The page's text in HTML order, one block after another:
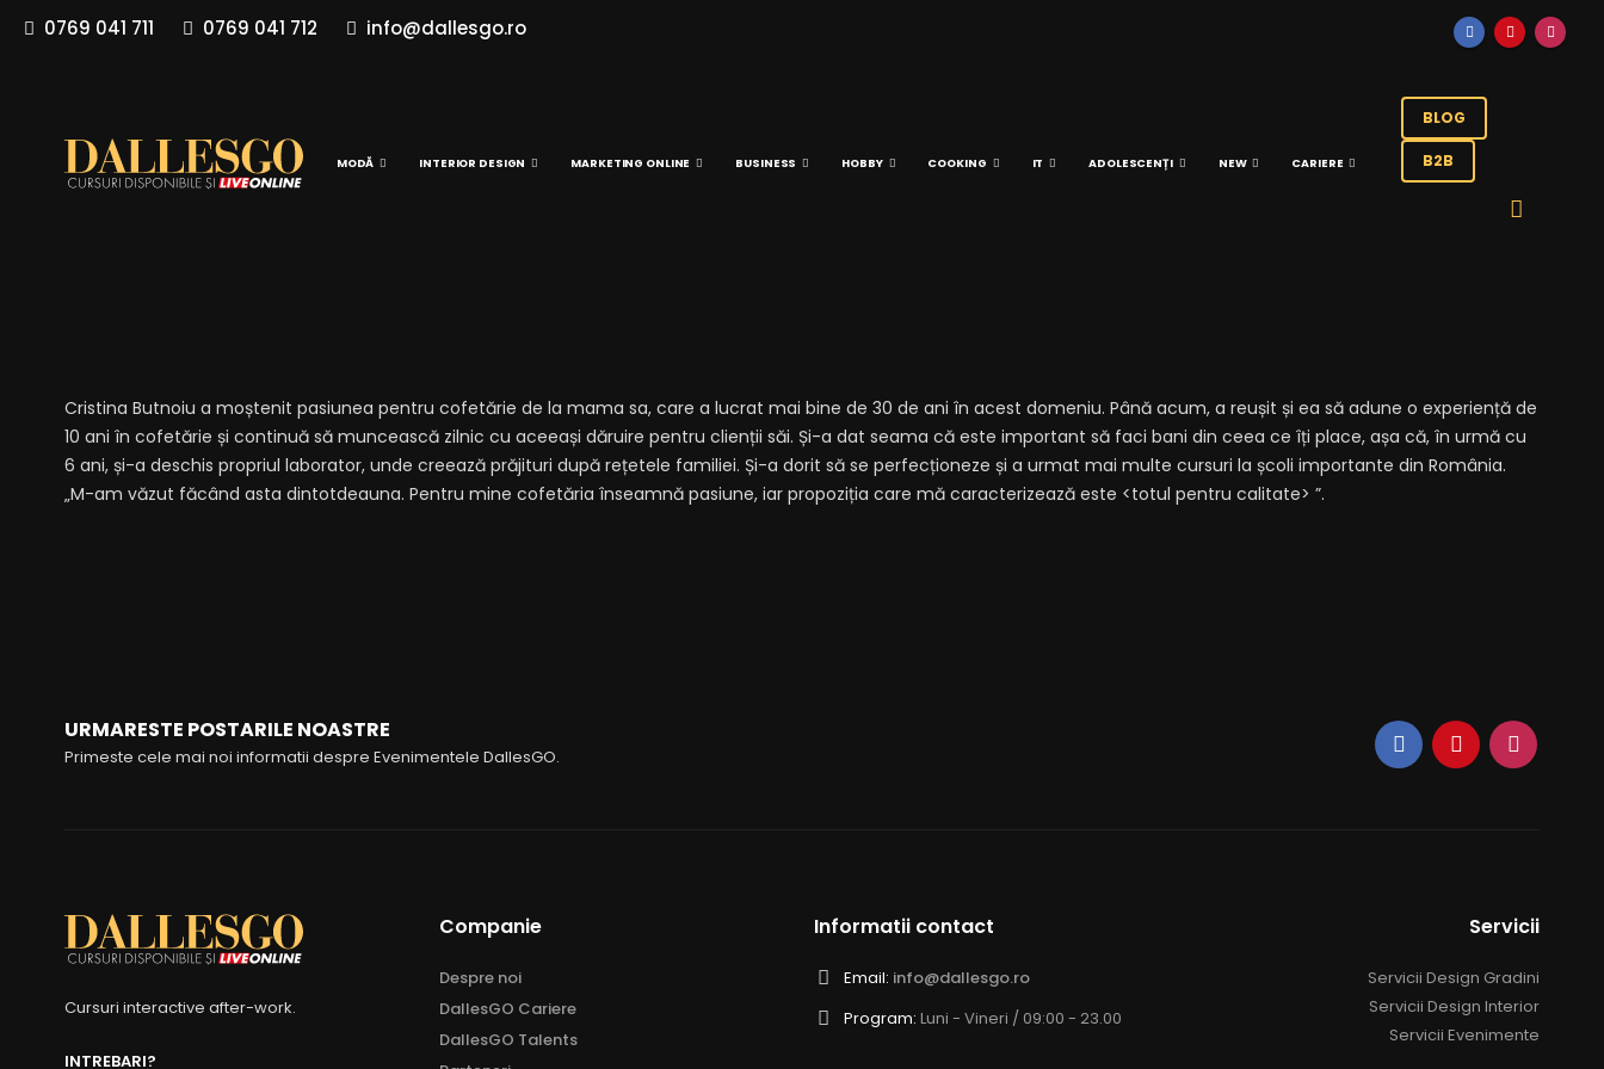
0769 041 711 0769 041 712 info@dallesgo.ro
MODĂ INTERIOR DESIGN MARKETING ONLINE BUSINESS HOBBY COOKING IT ADOLESCENȚI NEW CARIERE
BLOG
B2B
Cristina Butnoiu a moștenit pasiunea pentru cofetărie de la mama sa, care a lucrat mai bine de 30 de ani în acest domeniu. Până acum, a reușit și ea să adune o experiență de
10 ani în cofetărie și continuă să muncească zilnic cu aceeași dăruire pentru clienții săi. Și-a dat seama că este important să faci bani din ceea ce îți place, așa că, în urmă cu
6 ani, și-a deschis propriul laborator, unde creează prăjituri după rețetele familiei. Și-a dorit să se perfecționeze și a urmat mai multe cursuri la școli importante din România.
„M-am văzut făcând asta dintotdeauna. Pentru mine cofetăria înseamnă pasiune, iar propoziția care mă caracterizează este <totul pentru calitate> ”.
URMARESTE POSTARILE NOASTRE
Primeste cele mai noi informatii despre Evenimentele DallesGO.
Cursuri interactive after-work.
INTREBARI?
Companie
Despre noi
DallesGO Cariere
DallesGO Talents
Informatii contact
Email: info@dallesgo.ro
Program: Luni - Vineri / 09:00 - 23.00
Servicii
Servicii Design Gradini
Servicii Design Interior
Servicii Evenimente